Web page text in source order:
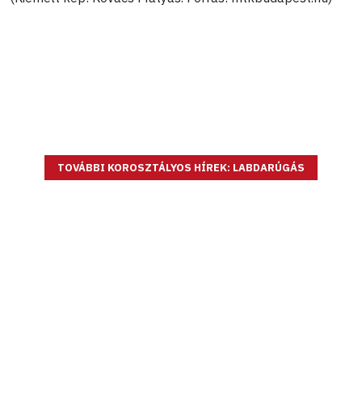
TOVÁBBI KOROSZTÁLYOS HÍREK: LABDARÚGÁS